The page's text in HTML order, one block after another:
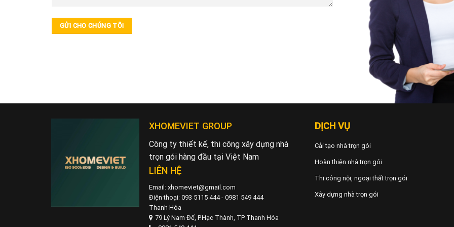
XHOMEVIET GROUP
Công ty thiết kế, thi công xây dựng nhà
trọn gói hàng đầu tại Việt Nam
LIÊN HỆ
Email: xhomeviet@gmail.com
Điện thoại: 093 5115 444 - 0981 549 444
Thanh Hóa
79 Lý Nam Đế, P.Hạc Thành, TP Thanh Hóa
DỊCH VỤ
Cải tạo nhà trọn gói
Hoàn thiện nhà trọn gói
Thi công nội, ngoại thất trọn gói
Xây dựng nhà trọn gói